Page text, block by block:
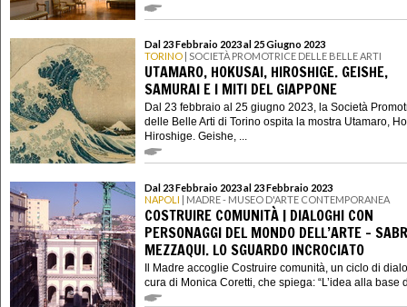
Dal 23 Febbraio 2023 al 25 Giugno 2023
TORINO | SOCIETÀ PROMOTRICE DELLE BELLE ARTI
UTAMARO, HOKUSAI, HIROSHIGE. GEISHE,
SAMURAI E I MITI DEL GIAPPONE
Dal 23 febbraio al 25 giugno 2023, la Società
delle Belle Arti di Torino ospita la mostra Utamaro,
Hiroshige. Geishe, ...
Dal 23 Febbraio 2023 al 23 Febbraio 2023
NAPOLI | MADRE - MUSEO D'ARTE CONTEMPORANEA
COSTRUIRE COMUNITÀ | DIALOGHI CON
PERSONAGGI DEL MONDO DELL’ARTE -
MEZZAQUI. LO SGUARDO INCROCIATO
Il Madre accoglie Costruire comunità, un ciclo di
cura di Monica Coretti, che spiega: “L’idea alla base